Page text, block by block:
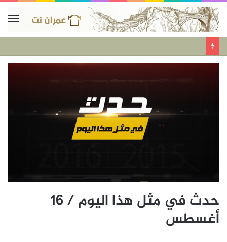
حدث في مثل هذا اليوم / 16
أغسطس